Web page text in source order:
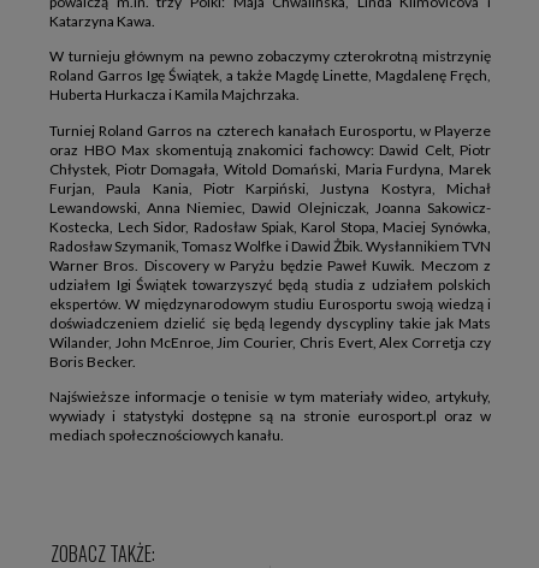
Katarzyna Kawa.
W turnieju głównym na pewno zobaczymy czterokrotną mistrzynię
Roland Garros Igę Świątek, a także Magdę Linette, Magdalenę Fręch,
Huberta Hurkacza i Kamila Majchrzaka.
Turniej Roland Garros na czterech kanałach Eurosportu, w Playerze
oraz HBO Max skomentują znakomici fachowcy: Dawid Celt, Piotr
Chłystek, Piotr Domagała, Witold Domański, Maria Furdyna, Marek
Furjan, Paula Kania, Piotr Karpiński, Justyna Kostyra, Michał
Lewandowski, Anna Niemiec, Dawid Olejniczak, Joanna Sakowicz-
Kostecka, Lech Sidor, Radosław Spiak, Karol Stopa, Maciej Synówka,
Radosław Szymanik, Tomasz Wolfke i Dawid Żbik. Wysłannikiem TVN
Warner Bros. Discovery w Paryżu będzie Paweł Kuwik. Meczom z
udziałem Igi Świątek towarzyszyć będą studia z udziałem polskich
ekspertów. W międzynarodowym studiu Eurosportu swoją wiedzą i
doświadczeniem dzielić się będą legendy dyscypliny takie jak Mats
Wilander, John McEnroe, Jim Courier, Chris Evert, Alex Corretja czy
Boris Becker.
Najświeższe informacje o tenisie w tym materiały wideo, artykuły,
wywiady i statystyki dostępne są na stronie eurosport.pl oraz w
mediach społecznościowych kanału.